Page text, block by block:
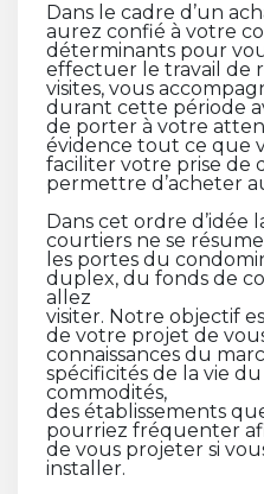
Dans le cadre d’un
aurez confié à votre
déterminants pour
effectuer le travail de
visites, vous
durant cette période
de porter à votre
évidence tout ce que
faciliter votre prise de
permettre d’acheter
Dans cet ordre d’idée
courtiers ne se
les portes du
duplex, du fonds de
allez
visiter. Notre objectif
de votre projet de
connaissances du
spécificités de la vie
commodités,
des établissements
pourriez fréquenter
de vous projeter si
installer.